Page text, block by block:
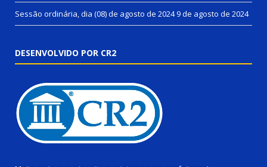
Sessão ordinária, dia (08) de agosto de 20249 de agosto de 2024
DESENVOLVIDO POR CR2